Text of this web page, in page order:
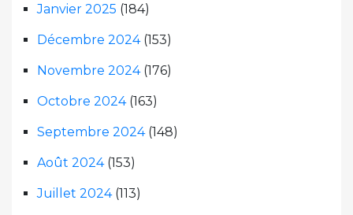
Janvier 2025 (184)
Décembre 2024(153)
Novembre 2024(176)
Octobre 2024(163)
Septembre 2024(148)
Août 2024(153)
Juillet 2024(113)